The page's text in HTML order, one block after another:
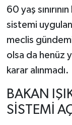
60 yaş
sistemi
meclis
olsa da henüz
karar alınmadı.
BAKAN
SİSTEMİ